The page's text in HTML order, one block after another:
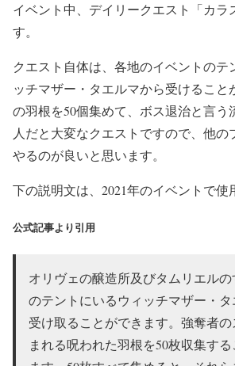
イベント中、デイリークエスト「カラ
す。
クエスト自体は、各地のイベントのテ
ッチマザー・タエルマから受けること
の羽根を50個集めて、ボス退治と言う
人だと大変なクエストですので、他の
やるのが良いと思います。
下の説明文は、2021年のイベントで使
公式記事より引用
オリヴェの醸造所及びタムリエルの
のテントにいるウィッチマザー・
受け取ることができます。強奪者
まれる呪われた羽根を50枚収集す